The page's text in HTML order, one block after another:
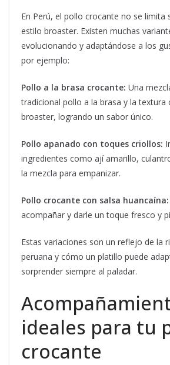
En Perú, el pollo crocante no se limita
estilo broaster. Existen muchas
evolucionando y adaptándose a los
por ejemplo:
Pollo a la brasa crocante: Una
tradicional pollo a la brasa y la textura
broaster, logrando un sabor único.
Pollo apanado con toques criollos:
ingredientes como ají amarillo,
la mezcla para empanizar.
Pollo crocante con salsa huancaína:
acompañar y darle un toque fresco y
Estas variaciones son un reflejo de la
peruana y cómo un platillo puede
sorprender siempre al paladar.
ideales para tu
crocante